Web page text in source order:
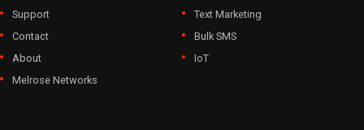
Support
Contact
About
Melrose Networks
Text Marketing
Bulk SMS
IoT